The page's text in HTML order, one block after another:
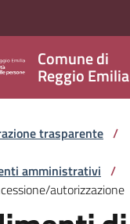
Comune di
Reggio Emilia
Comune
di
Reggio
trasparente /
amministrativi /
autorizzazione